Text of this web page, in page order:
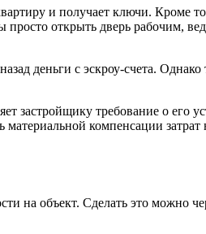
и получает ключи. Кроме
открыть дверь рабочим,
деньги с эскроу-счета. Однако
застройщику требование о его
компенсации затрат
на объект. Сделать это можно